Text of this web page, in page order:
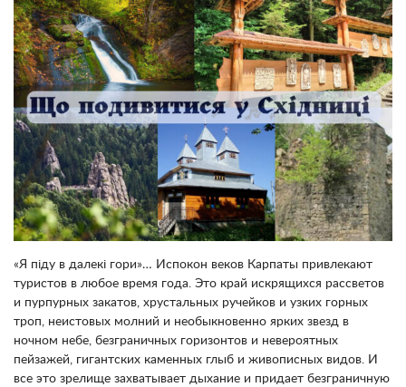
«Я піду в далекі гори»… Испокон веков Карпаты привлекают
туристов в любое время года. Это край искрящихся рассветов
и пурпурных закатов, хрустальных ручейков и узких горных
троп, неистовых молний и необыкновенно ярких звезд в
ночном небе, безграничных горизонтов и невероятных
пейзажей, гигантских каменных глыб и живописных видов. И
все это зрелище захватывает дыхание и придает безграничную